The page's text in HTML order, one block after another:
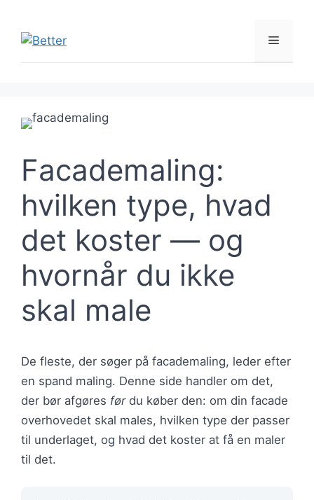
indhold
Menu
Facademaling:
hvilken type, hvad
det koster — og
hvornår du ikke
skal male
De fleste, der søger på facademaling, leder efter
en spand maling. Denne side handler om det,
der bør afgøres førdu køber den: om din facade
overhovedet skal males, hvilken type der passer
til underlaget, og hvad det koster at få en maler
til det.